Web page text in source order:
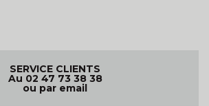
SERVICE CLIENTS
Au 02 47 73 38 38
ou par email